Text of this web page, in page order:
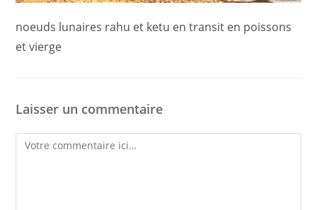
noeuds lunaires rahu et ketu en transit en poissons
et vierge
Laisser un commentaire
Comment